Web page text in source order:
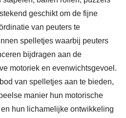
geschikt om de fijne
van peuters te
spelletjes waarbij peuters
bijdragen aan de
motoriek en evenwichtsgevoel.
van spelletjes aan te bieden,
manier hun motorische
hun lichamelijke ontwikkeling